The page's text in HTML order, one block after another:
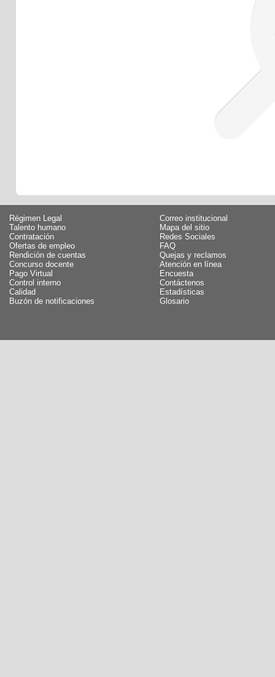
Régimen Legal
Talento humano
Contratación
Ofertas de empleo
Rendición de cuentas
Concurso docente
Pago Virtual
Control interno
Calidad
Buzón de notificaciones
Correo institucional
Mapa del sitio
Redes Sociales
FAQ
Quejas y reclamos
Atención en línea
Encuesta
Contáctenos
Estadísticas
Glosario